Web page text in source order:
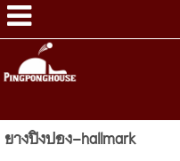
ยางปิงปอง-hallmark